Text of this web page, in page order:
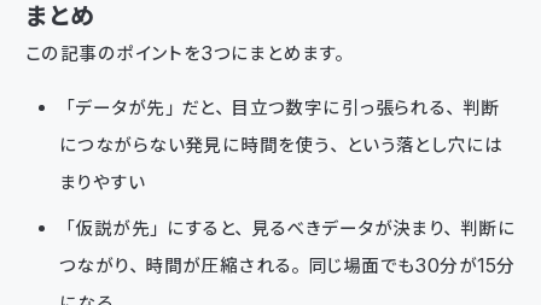
まとめ
この記事のポイントを3つにまとめます。
「データが先」だと、目立つ数字に引っ張られる、判断
につながらない発見に時間を使う、という落とし穴には
まりやすい
「仮説が先」にすると、見るべきデータが決まり、判断に
つながり、時間が圧縮される。同じ場面でも30分が15分